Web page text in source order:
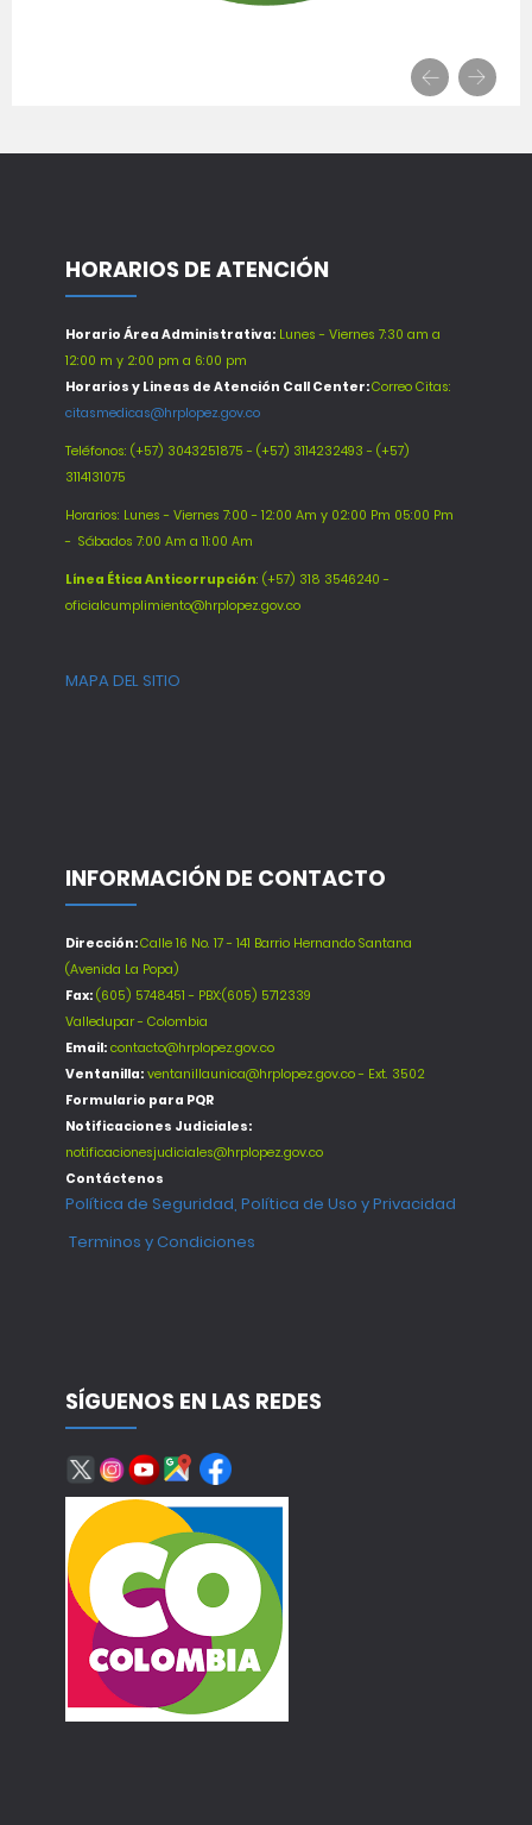
HORARIOS DE ATENCIÓN
Horario Área Administrativa: Lunes - Viernes 7:30 am a
12:00 m y 2:00 pm a 6:00 pm
Horarios y Lineas de Atención Call Center:Correo Citas:
citasmedicas@hrplopez.gov.co
Teléfonos: (+57) 3043251875 - (+57) 3114232493 - (+57)
3114131075
Horarios: Lunes - Viernes 7:00 - 12:00 Am y 02:00 Pm 05:00 Pm
- Sábados 7:00 Am a 11:00 Am
Línea Ética Anticorrupción: (+57) 318 3546240 -
oficialcumplimiento@hrplopez.gov.co
MAPA DEL SITIO
INFORMACIÓN DE CONTACTO
Dirección:Calle 16 No. 17 - 141 Barrio Hernando Santana
(Avenida La Popa)
Fax: (605) 5748451 - PBX:(605) 5712339
Valledupar - Colombia
Email: contacto@hrplopez.gov.co
Ventanilla: ventanillaunica@hrplopez.gov.co - Ext. 3502
Formulario para PQR
Notificaciones Judiciales:
notificacionesjudiciales@hrplopez.gov.co
Contáctenos
Política de Seguridad, Política de Uso y Privacidad
Terminos y Condiciones
SÍGUENOS EN LAS REDES